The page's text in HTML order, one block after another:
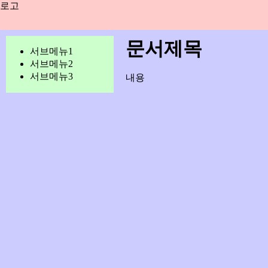
로고
서브메뉴1
서브메뉴2
서브메뉴3
문서제목
내용